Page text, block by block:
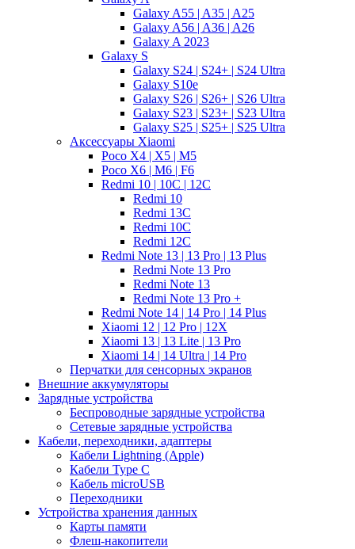
Galaxy A55 | A35 | A25
Galaxy A56 | A36 | A26
Galaxy A 2023
Galaxy S
Galaxy S24 | S24+ | S24 Ultra
Galaxy S10e
Galaxy S26 | S26+ | S26 Ultra
Galaxy S23 | S23+ | S23 Ultra
Galaxy S25 | S25+ | S25 Ultra
Аксессуары Xiaomi
Poco X4 | X5 | M5
Poco X6 | M6 | F6
Redmi 10 | 10C | 12C
Redmi 10
Redmi 13C
Redmi 10C
Redmi 12C
Redmi Note 13 | 13 Pro | 13 Plus
Redmi Note 13 Pro
Redmi Note 13
Redmi Note 13 Pro +
Redmi Note 14 | 14 Pro | 14 Plus
Xiaomi 12 | 12 Pro | 12X
Xiaomi 13 | 13 Lite | 13 Pro
Xiaomi 14 | 14 Ultra | 14 Pro
Перчатки для сенсорных экранов
Внешние аккумуляторы
Зарядные устройства
Беспроводные зарядные устройства
Сетевые зарядные устройства
Кабели, переходники, адаптеры
Кабели Lightning (Apple)
Кабели Type C
Кабель microUSB
Переходники
Устройства хранения данных
Карты памяти
Флеш-накопители